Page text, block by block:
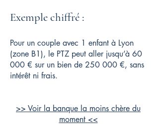
Exemple chiffré :
Pour un couple avec 1 enfant à Lyon
(zone B1), le PTZ peut aller jusqu’à 60
000 € sur un bien de 250 000 €, sans
intérêt ni frais.
>> Voir la banque la moins chère du
moment <<